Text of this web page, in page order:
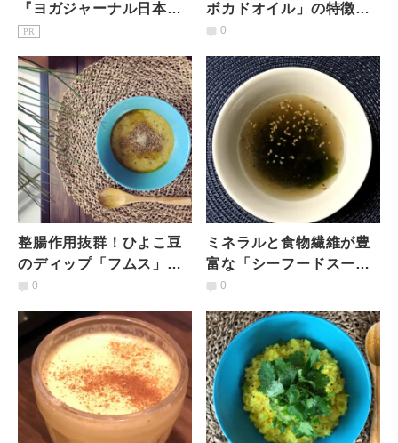
『ヨガジャーナル日本
版』予約購読のご案内
PR
ボカドオイル」の特徴と
おすすめレシピ｜相性の
0
整腸作用抜群！ひよこ豆
のディップ「フムス」
【簡単デトックス！腸コ
ピ】
0
ミネラルと食物繊維が豊
富な「シーフードスー
プ」【簡単デトックス！
シピ】
0